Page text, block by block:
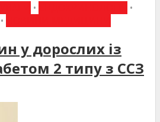
•
•
•
у дорослих із
2 типу з ССЗ